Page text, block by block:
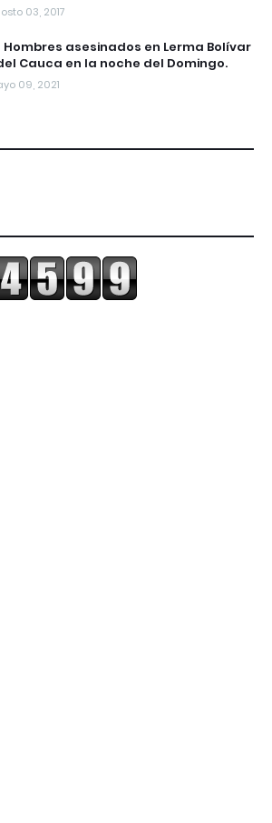
03, 2017
Hombres asesinados en Lerma Bolívar
Cauca en la noche del Domingo.
09, 2021